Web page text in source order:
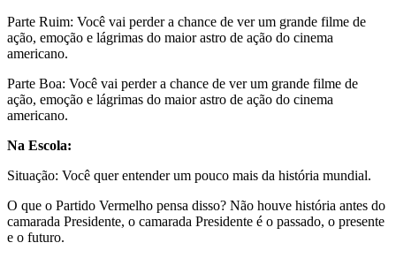
Parte Ruim: Você vai perder a chance de ver um grande filme de
ação, emoção e lágrimas do maior astro de ação do cinema
americano.
Parte Boa: Você vai perder a chance de ver um grande filme de
ação, emoção e lágrimas do maior astro de ação do cinema
americano.
Na Escola:
Situação: Você quer entender um pouco mais da história mundial.
O que o Partido Vermelho pensa disso? Não houve história antes do
camarada Presidente, o camarada Presidente é o passado, o presente
e o futuro.